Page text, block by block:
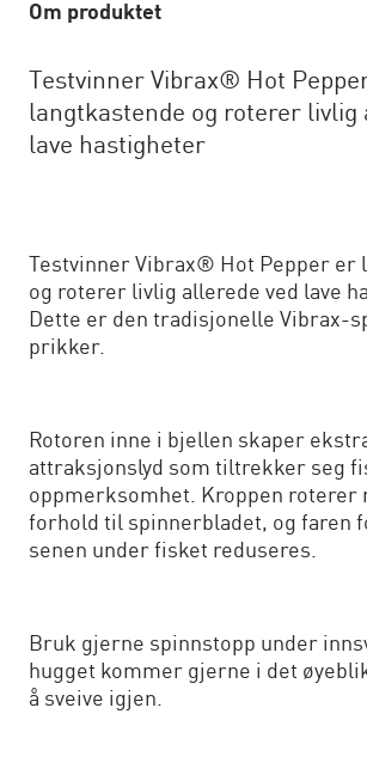
Om produktet
Testvinner Vibrax® Hot
langtkastende og roterer livlig
lave hastigheter
Testvinner Vibrax® Hot Pepper er
og roterer livlig allerede ved lave
Dette er den tradisjonelle Vibrax-
prikker.
Rotoren inne i bjellen skaper
attraksjonslyd som tiltrekker seg
oppmerksomhet. Kroppen roterer
forhold til spinnerbladet, og faren
senen under fisket reduseres.
Bruk gjerne spinnstopp under
hugget kommer gjerne i det
å sveive igjen.